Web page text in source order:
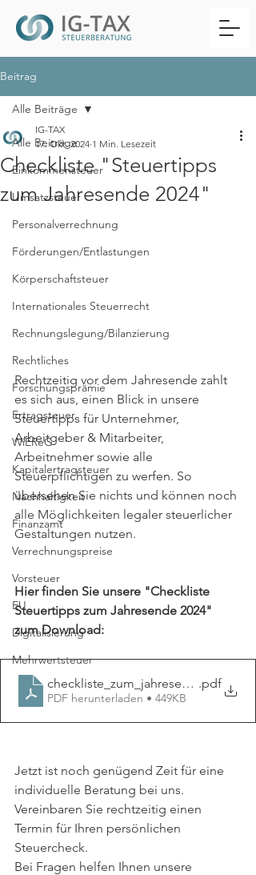
Beitrag
Alle Beiträge
Einkommensteuer
Umsatzsteuer
Personalverrechnung
Förderungen/Entlastungen
Körperschaftsteuer
Internationales Steuerrecht
Rechnungslegung/Bilanzierung
Rechtliches
Forschungsprämie
Ertragsteuer
WiEReG
Kapitalertragsteuer
Nachhaltigkeit
Finanzamt
Verrechnungspreise
Vorsteuer
EU
Digitalisierung
Mehrwertsteuer
Alle Beiträge
Checkliste "Steuertipps
zum Jahresende 2024"
IG-TAX
17. Okt. 2024 1 Min. Lesezeit
Rechtzeitig vor dem Jahresende zahlt
es sich aus, einen Blick in unsere
Steuertipps für Unternehmer,
Arbeitgeber & Mitarbeiter,
Arbeitnehmer sowie alle
Steuerpflichtigen zu werfen. So
übersehen Sie nichts und können noch
alle Möglichkeiten legaler steuerlicher
Gestaltungen nutzen.
Hier finden Sie unsere "Checkliste
Steuertipps zum Jahresende 2024"
zum Download:
checkliste_zum_jahresende_2024_0
.pdf
PDF herunterladen • 449KB
Jetzt ist noch genügend Zeit für eine
individuelle Beratung bei uns.
Vereinbaren Sie rechtzeitig einen
Termin für Ihren persönlichen
Steuercheck.
Bei Fragen helfen Ihnen unsere